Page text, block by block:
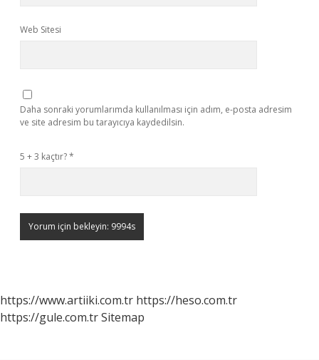
Web Sitesi
Daha sonraki yorumlarımda kullanılması için adım, e-posta adresim
ve site adresim bu tarayıcıya kaydedilsin.
5 + 3 kaçtır?*
https://www.artiiki.com.tr https://heso.com.tr
https://gule.com.trSitemap